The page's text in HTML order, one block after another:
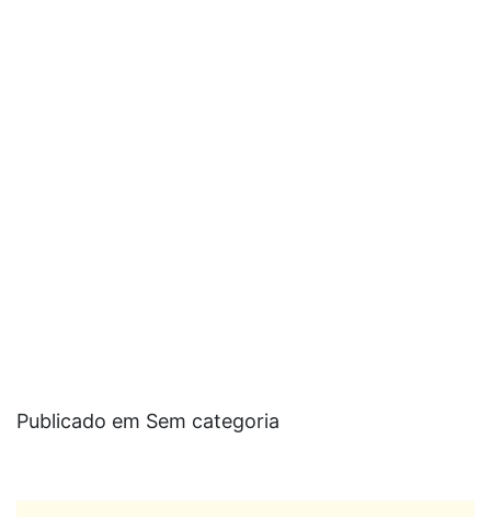
Publicado em Sem categoria